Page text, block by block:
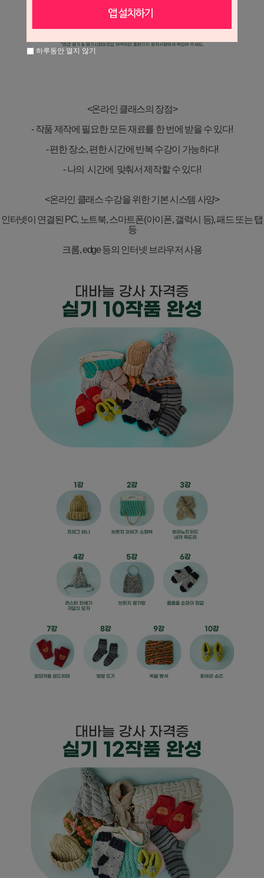
<온라인 클래스의 장점>
-작품 제작에 필요한 모든 재료를 한 번에 받을 수 있다!
-편한 장소,편한 시간에 반복 수강이 가능하다!
- 나의 시간에 맞춰서 제작할 수 있다!
<온라인 클래스 수강을 위한 기본 시스템 사양>
인터넷이 연결된 PC, 노트북,스마트폰(아이폰,갤럭시 등),패드 또는 탭
등
크롬, edge등의 인터넷 브라우저 사용
하루동안 열지 않기